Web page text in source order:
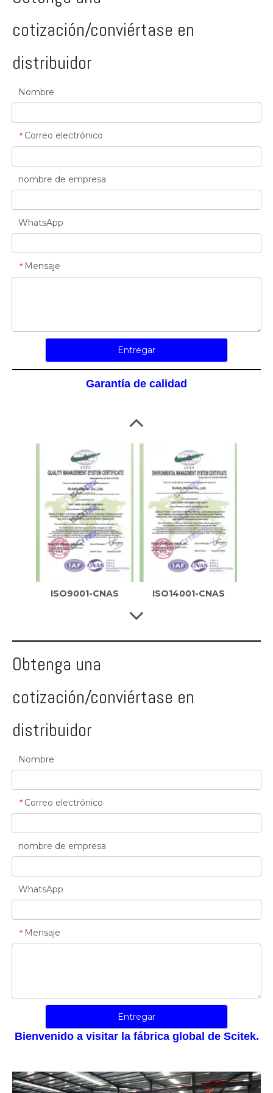
cotización/conviértase en
distribuidor
Nombre
* Correo electrónico
nombre de empresa
WhatsApp
* Mensaje
Entregar
Garantía de calidad
ISO9001-UKAS
ISO14001-UKAS ISO45001-UKAS
ISO14001-UKAS
Obtenga una
cotización/conviértase en
distribuidor
Nombre
* Correo electrónico
nombre de empresa
WhatsApp
* Mensaje
Entregar
Bienvenido a visitar la fábrica global de Scitek.